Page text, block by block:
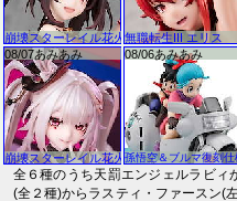
全６種のうち天罰エンジェルラビィ
(全２種)からラスティ・ファースン(